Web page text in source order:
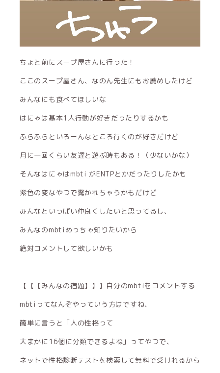
ちょと前にスープ屋さんに行った！
ここのスープ屋さん、なのん先生にもお薦めしたけど
みんなにも食べてほしいな
はにゃは基本1人行動が好きだったりするかも
ふらふらといろーんなところ行くのが好きだけど
月に一回くらい友達と遊ぶ時もある！（少ないかな）
そんなはにゃはmbti がENTPとかだったりしたかも
紫色の変なやつで驚かれちゃうかもだけど
みんなといっぱい仲良くしたいと思ってるし、
みんなのmbtiめっちゃ知りたいから
絶対コメントして欲しいかも
【【【みんなの宿題】】】自分のmbtiをコメントする
mbtiってなんぞやっていう方はですね、
簡単に言うと「人の性格って
大まかに16個に分類できるよね」ってやつで、
ネットで性格診断テストを検索して無料で受けれるから